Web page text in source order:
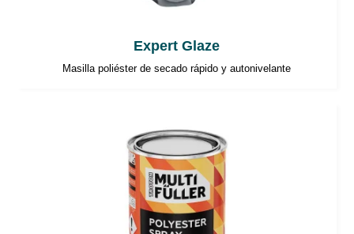
Expert Glaze
Masilla poliéster de secado rápido y autonivelante